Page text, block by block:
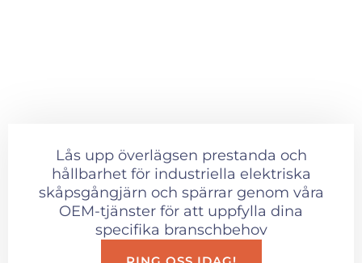
Lås upp överlägsen prestanda och
hållbarhet för industriella elektriska
skåpsgångjärn och spärrar genom våra
OEM-tjänster för att uppfylla dina
specifika branschbehov